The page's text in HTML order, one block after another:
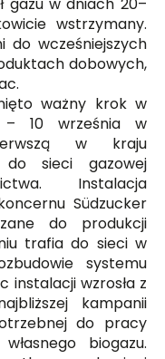
gazu w dniach 20–
wstrzymany.
do wcześniejszych
dobowych,
ważny krok w
– 10 września w
w kraju
do sieci gazowej
Instalacja
Südzucker
do produkcji
trafia do sieci w
systemu
instalacji wzrosła z
kampanii
do pracy
biogazu.